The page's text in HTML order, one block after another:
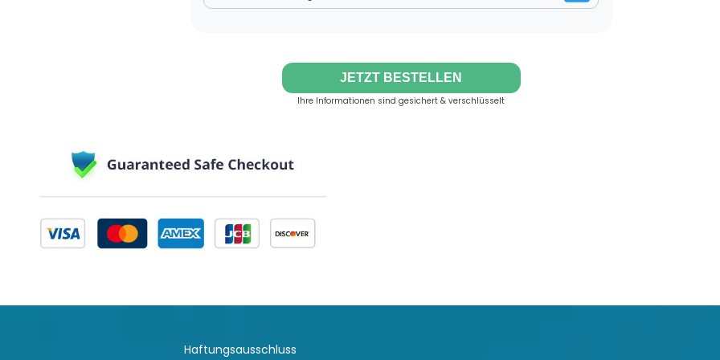
JETZT BESTELLEN
Ihre Informationen sind gesichert & verschlüsselt
Haftungsausschluss